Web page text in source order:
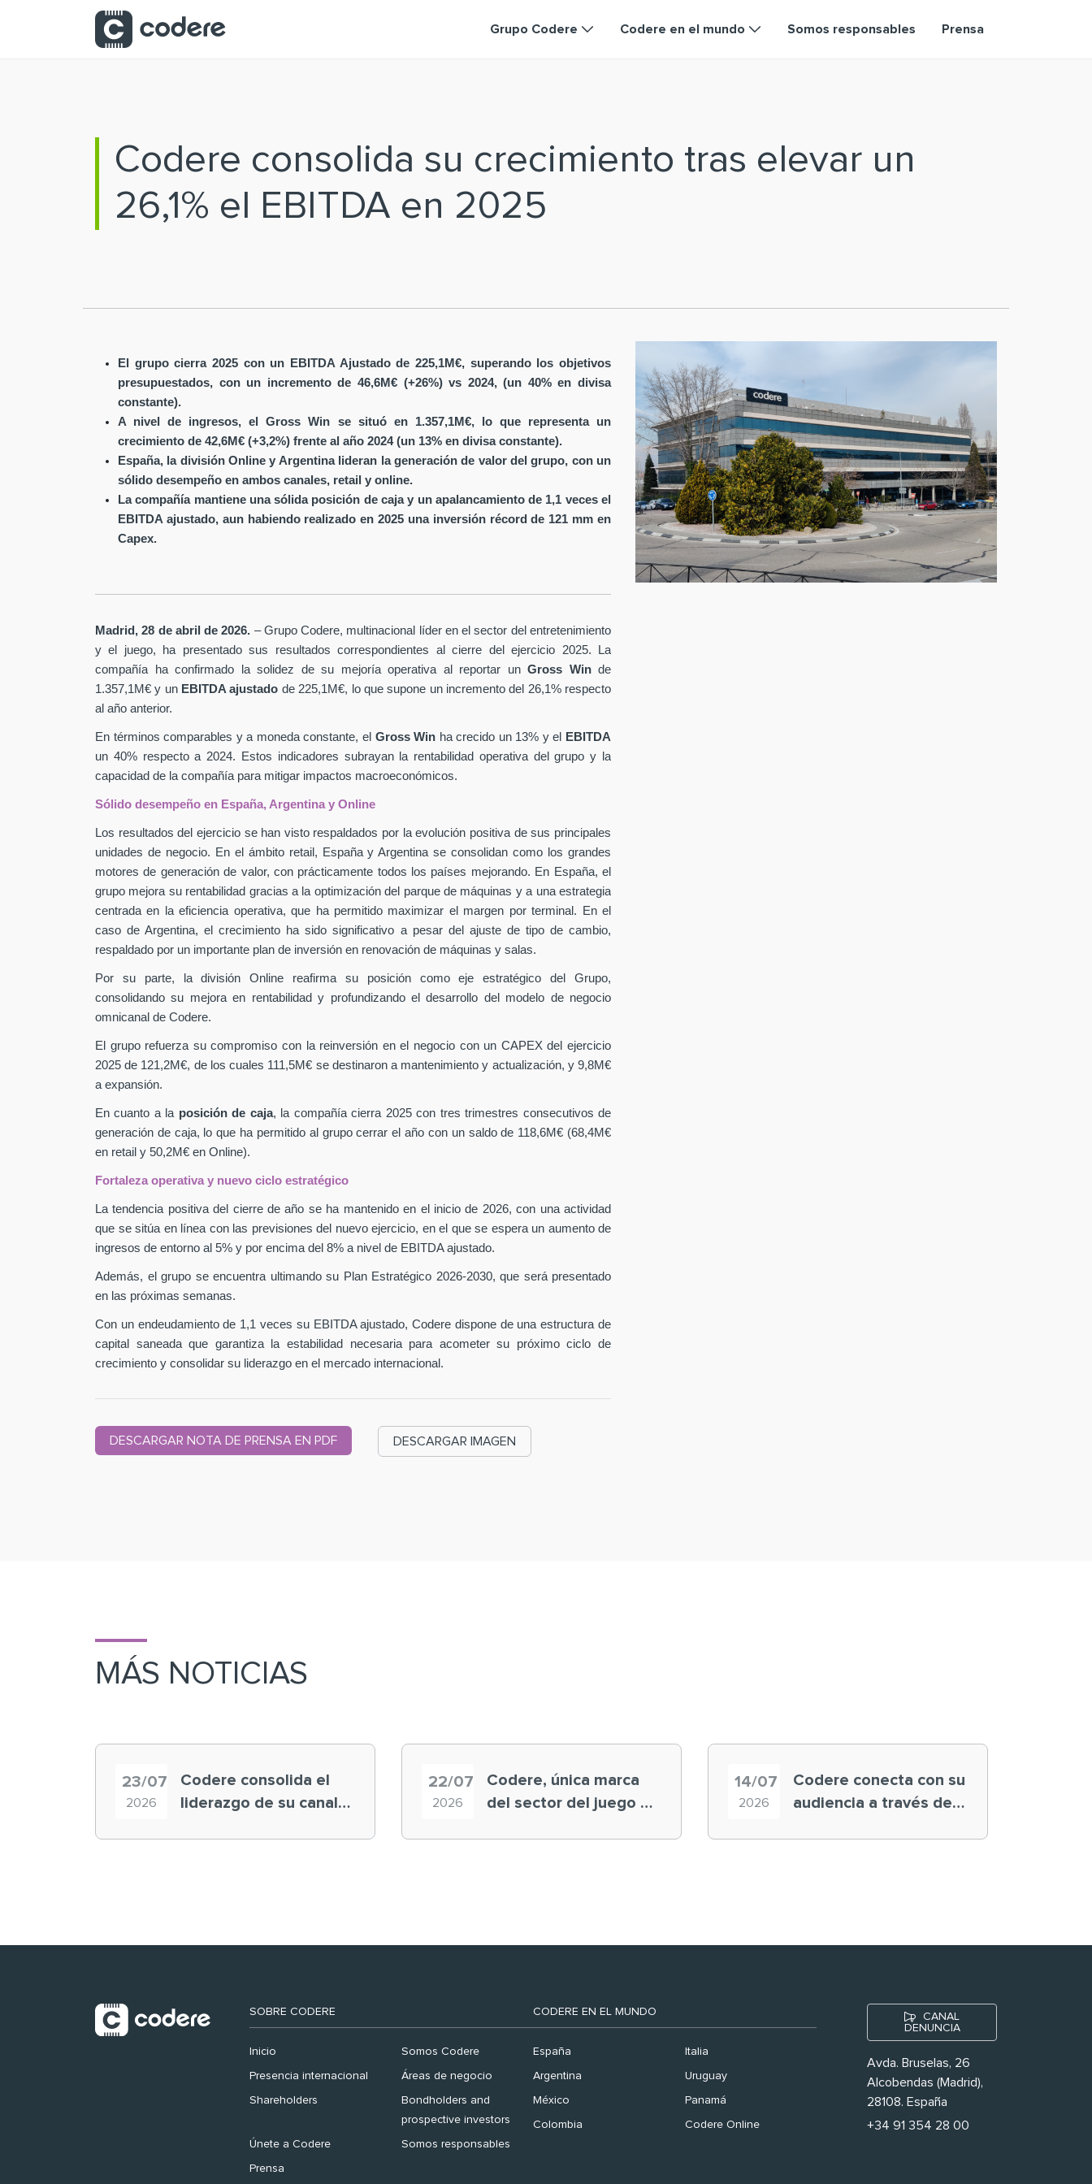
Saltar al contenido principal
Grupo Codere Codere en el mundo Somos responsables Prensa
Codere consolida su crecimiento tras elevar un
26,1% el EBITDA en 2025
El grupo cierra 2025 con un EBITDA Ajustado de 225,1M€, superando los objetivos
presupuestados, con un incremento de 46,6M€ (+26%) vs 2024, (un 40% en divisa
constante).
A nivel de ingresos, el Gross Win se situó en 1.357,1M€, lo que representa un
crecimiento de 42,6M€ (+3,2%) frente al año 2024 (un 13% en divisa constante).
España, la división Online y Argentina lideran la generación de valor del grupo, con un
sólido desempeño en ambos canales, retail y online.
La compañía mantiene una sólida posición de caja y un apalancamiento de 1,1 veces el
EBITDA ajustado, aun habiendo realizado en 2025 una inversión récord de 121 mm en
Capex.
Madrid, 28 de abril de 2026. – Grupo Codere, multinacional líder en el sector del entretenimiento
y el juego, ha presentado sus resultados correspondientes al cierre del ejercicio 2025. La
compañía ha confirmado la solidez de su mejoría operativa al reportar un Gross Win de
1.357,1M€ y un EBITDA ajustado de 225,1M€, lo que supone un incremento del 26,1% respecto
al año anterior.
En términos comparables y a moneda constante, el Gross Win ha crecido un 13% y el
EBITDA
un 40% respecto a 2024. Estos indicadores subrayan la rentabilidad operativa del grupo y la
capacidad de la compañía para mitigar impactos macroeconómicos.
Sólido desempeño en España, Argentina y Online
Los resultados del ejercicio se han visto respaldados por la evolución positiva de sus principales
unidades de negocio. En el ámbito retail, España y Argentina se consolidan como los grandes
motores de generación de valor, con prácticamente todos los países mejorando. En España, el
grupo mejora su rentabilidad gracias a la optimización del parque de máquinas y a una estrategia
centrada en la eficiencia operativa, que ha permitido maximizar el margen por terminal. En el
caso de Argentina, el crecimiento ha sido significativo a pesar del ajuste de tipo de cambio,
respaldado por un importante plan de inversión en renovación de máquinas y salas.
Por su parte, la división Online reafirma su posición como eje estratégico del Grupo,
consolidando su mejora en rentabilidad y profundizando el desarrollo del modelo de negocio
omnicanal de Codere.
El grupo refuerza su compromiso con la reinversión en el negocio con un CAPEX del ejercicio
2025 de 121,2M€, de los cuales 111,5M€ se destinaron a mantenimiento y actualización, y 9,8M€
a expansión.
En cuanto a la posición de caja, la compañía cierra 2025 con tres trimestres consecutivos de
generación de caja, lo que ha permitido al grupo cerrar el año con un saldo de 118,6M€ (68,4M€
en retail y 50,2M€ en Online).
Fortaleza operativa y nuevo ciclo estratégico
La tendencia positiva del cierre de año se ha mantenido en el inicio de 2026, con una actividad
que se sitúa en línea con las previsiones del nuevo ejercicio, en el que se espera un aumento de
ingresos de entorno al 5% y por encima del 8% a nivel de EBITDA ajustado.
Además, el grupo se encuentra ultimando su Plan Estratégico 2026-2030, que será presentado
en las próximas semanas.
Con un endeudamiento de 1,1 veces su EBITDA ajustado, Codere dispone de una estructura de
capital saneada que garantiza la estabilidad necesaria para acometer su próximo ciclo de
crecimiento y consolidar su liderazgo en el mercado internacional.
DESCARGAR NOTA DE PRENSA EN PDF DESCARGAR IMAGEN
MÁS NOTICIAS
23/07
2026
Codere consolida el
liderazgo de su canal
22/07
2026
Codere, única marca
del sector del juego en
14/07
2026
Codere conecta con su
audiencia a través de
SOBRE CODERE
Inicio Somos Codere
Presencia internacional Áreas de negocio
Shareholders
Bondholders and
prospective investors
Únete a Codere Somos responsables
Prensa
CODERE EN EL MUNDO
España Italia
Argentina Uruguay
México Panamá
Colombia Codere Online
CANAL
DENUNCIA
Avda. Bruselas, 26
Alcobendas (Madrid),
28108. España
+34 91 354 28 00